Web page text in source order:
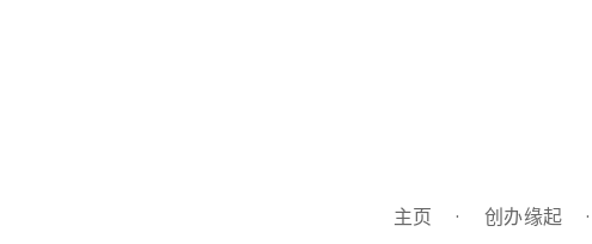
主页 · 创办缘起 ·